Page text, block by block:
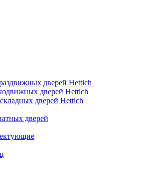
дверей Hettich
дверей Hettich
дверей Hettich
дверей